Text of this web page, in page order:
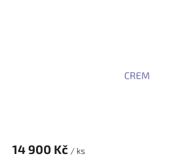
CREM
14 900 Kč / ks